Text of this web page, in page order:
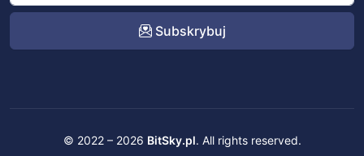
Subskrybuj
© 2022 – 2026 BitSky.pl. All rights reserved.